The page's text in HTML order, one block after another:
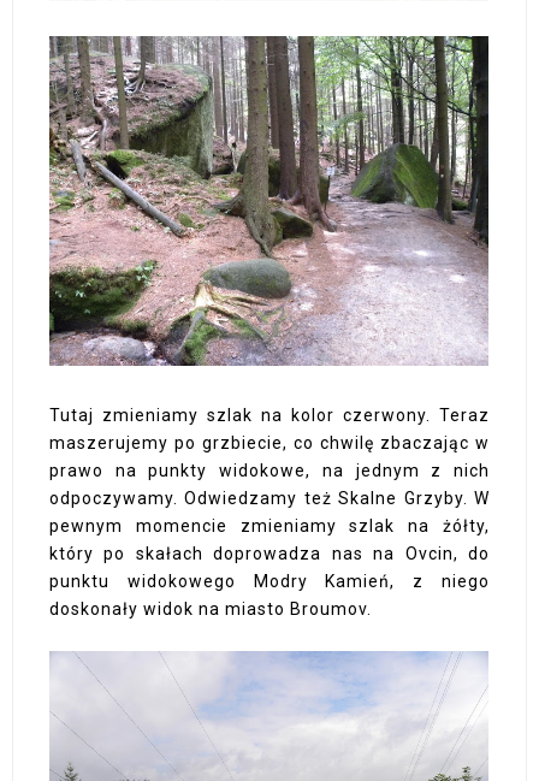
Tutaj zmieniamy szlak na kolor czerwony. Teraz
maszerujemy po grzbiecie, co chwilę zbaczając w
prawo na punkty widokowe, na jednym z nich
odpoczywamy. Odwiedzamy też Skalne Grzyby. W
pewnym momencie zmieniamy szlak na żółty,
który po skałach doprowadza nas na Ovcin, do
punktu widokowego Modry Kamień, z niego
doskonały widok na miasto Broumov.